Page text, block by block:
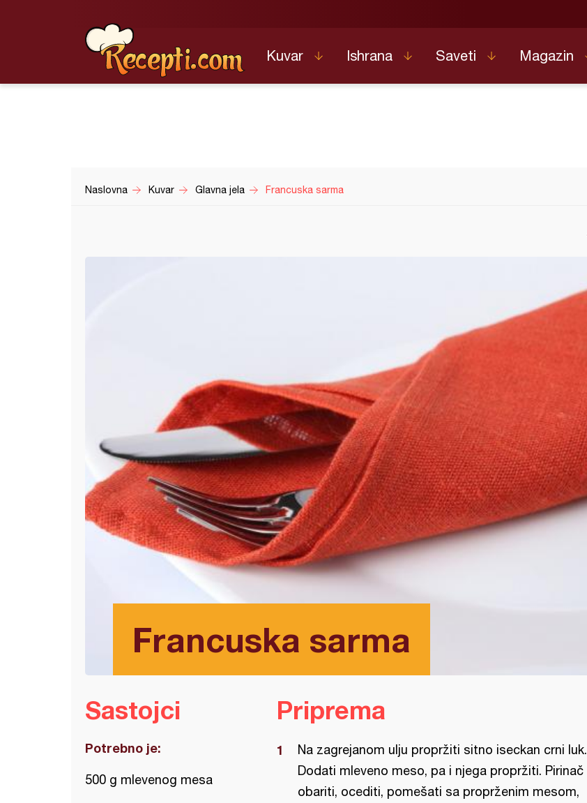
Kuvar Ishrana Saveti Magazin
Naslovna Kuvar Glavna jela Francuska sarma
Francuska sarma
Sastojci
Potrebno je:
500 g mlevenog mesa
Priprema
Na zagrejanom ulju propržiti sitno iseckan crni luk.
Dodati mleveno meso, pa i njega propržiti. Pirinač
obariti, ocediti, pomešati sa proprženim mesom,